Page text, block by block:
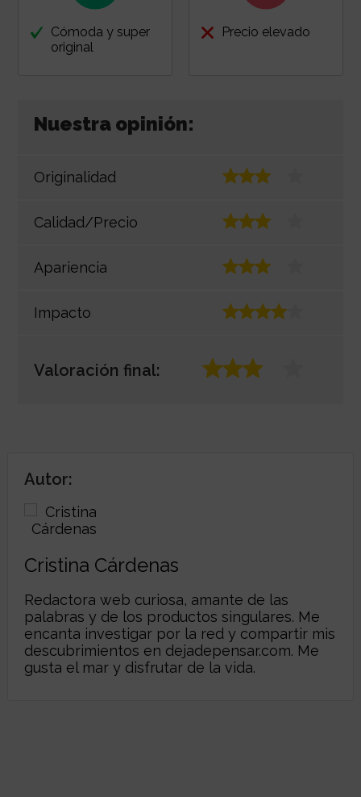
Cómoda y super
original
Precio elevado
Nuestra opinión:
Originalidad
Calidad/Precio
Apariencia
Impacto
Valoración final:
Autor:
Cristina Cárdenas
Redactora web curiosa, amante de las
palabras y de los productos singulares. Me
encanta investigar por la red y compartir mis
descubrimientos en dejadepensar.com. Me
gusta el mar y disfrutar de la vida.